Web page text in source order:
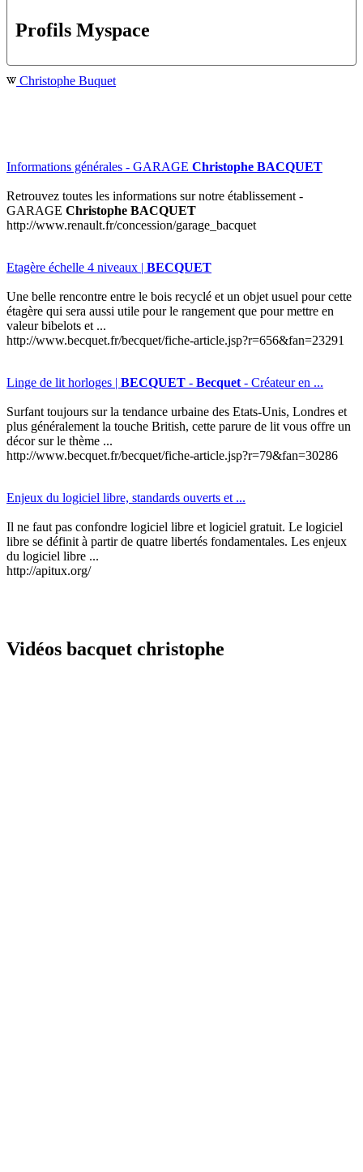
Profils Myspace
Christophe Buquet
Informations générales - GARAGE Christophe BACQUET
Retrouvez toutes les informations sur notre établissement -
GARAGE Christophe BACQUET
http://www.renault.fr/concession/garage_bacquet
Etagère échelle 4 niveaux | BECQUET
Une belle rencontre entre le bois recyclé et un objet usuel pour cette
étagère qui sera aussi utile pour le rangement que pour mettre en
valeur bibelots et ...
http://www.becquet.fr/becquet/fiche-article.jsp?r=656&fan=23291
Linge de lit horloges | BECQUET - Becquet- Créateur en ...
Surfant toujours sur la tendance urbaine des Etats-Unis, Londres et
plus généralement la touche British, cette parure de lit vous offre un
décor sur le thème ...
http://www.becquet.fr/becquet/fiche-article.jsp?r=79&fan=30286
Enjeux du logiciel libre, standards ouverts et ...
Il ne faut pas confondre logiciel libre et logiciel gratuit. Le logiciel
libre se définit à partir de quatre libertés fondamentales. Les enjeux
du logiciel libre ...
http://apitux.org/
Vidéos bacquet christophe